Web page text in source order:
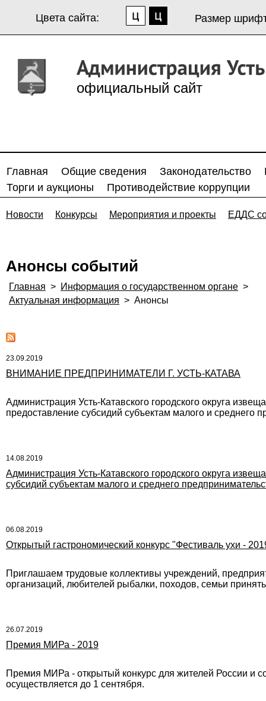
Цвета сайта: Размер
официальный сайт
Главная Общие сведения Законодательство
Торги и аукционы
Противодействие коррупции
Новости Конкурсы Мероприятия и проекты ЕДДС
Анонсы событий
Главная > Информация о государственном органе >
Актуальная информация > Анонсы
23.09.2019
ВНИМАНИЕ ПРЕДПРИНИМАТЕЛИ Г. УСТЬ-КАТАВА
Администрация Усть-Катавского городского округа
предоставление субсидий субъектам малого и среднего
14.08.2019
Администрация Усть-Катавского городского округа
субсидий субъектам малого и среднего
06.08.2019
Открытый гастрономический конкурс "Фестиваль ухи -
Приглашаем трудовые коллективы учреждений,
организаций, любителей рыбалки, походов, семьи
26.07.2019
Премия МИРа - 2019
Премия МИРа - открытый конкурс для жителей России и
осуществляется до 1 сентября.